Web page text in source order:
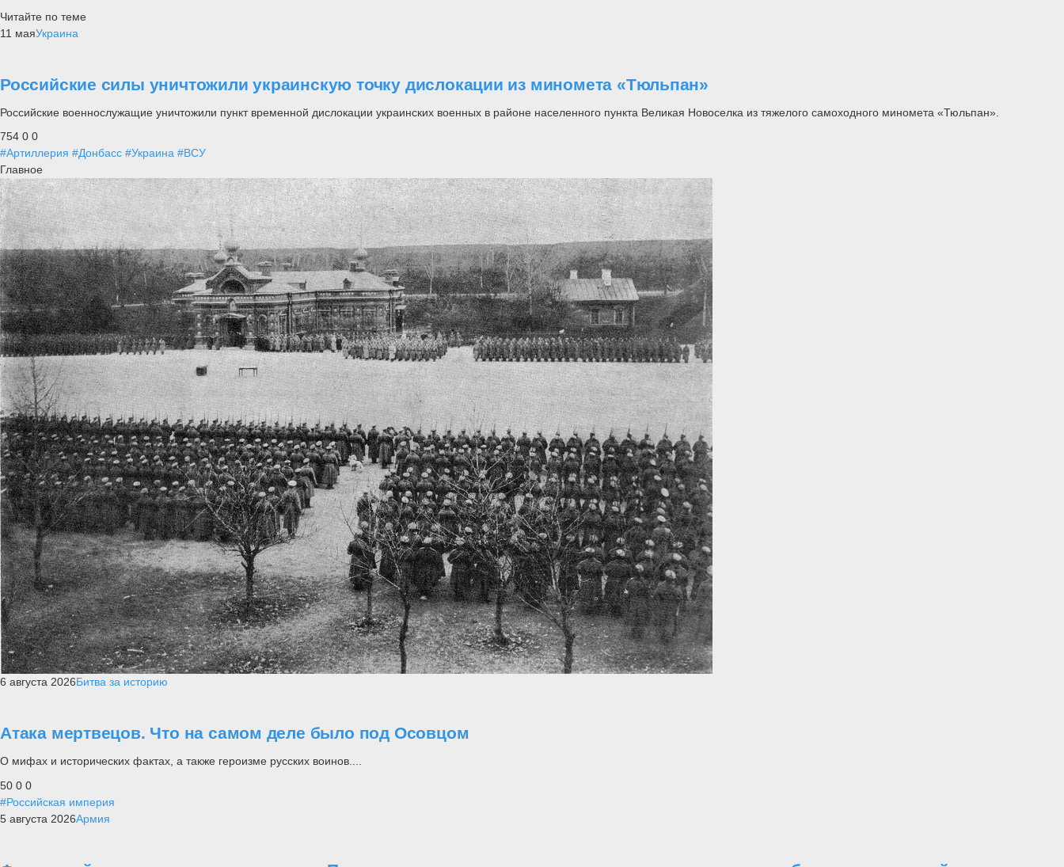
Читайте по теме
11 маяУкраина
Российские силы уничтожили украинскую точку дислокации из миномета «Тюльпан»
Российские военнослужащие уничтожили пункт временной дислокации украинских военных в районе населенного пункта Великая Новоселка из тяжелого самоходного миномета «Тюльпан».
754 0 0
#Артиллерия #Донбасс #Украина #ВСУ
Главное
6 августа 2026Битва за историю
Атака мертвецов. Что на самом деле было под Осовцом
О мифах и исторических фактах, а также героизме русских воинов....
50 0 0
#Российская империя
5 августа 2026Армия